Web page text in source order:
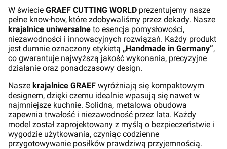
W świecie GRAEF CUTTING WORLD prezentujemy nasze
pełne know-how, które zdobywaliśmy przez dekady. Nasze
krajalnice uniwersalne to esencja pomysłowości,
niezawodności i innowacyjnych rozwiązań. Każdy produkt
jest dumnie oznaczony etykietą „Handmade in Germany”,
co gwarantuje najwyższą jakość wykonania, precyzyjne
działanie oraz ponadczasowy design.
Nasze krajalnice GRAEF wyróżniają się kompaktowym
designem, dzięki czemu idealnie wpasują się nawet w
najmniejsze kuchnie. Solidna, metalowa obudowa
zapewnia trwałość i niezawodność przez lata. Każdy
model został zaprojektowany z myślą o bezpieczeństwie i
wygodzie użytkowania, czyniąc codzienne
przygotowywanie posiłków prawdziwą przyjemnością.